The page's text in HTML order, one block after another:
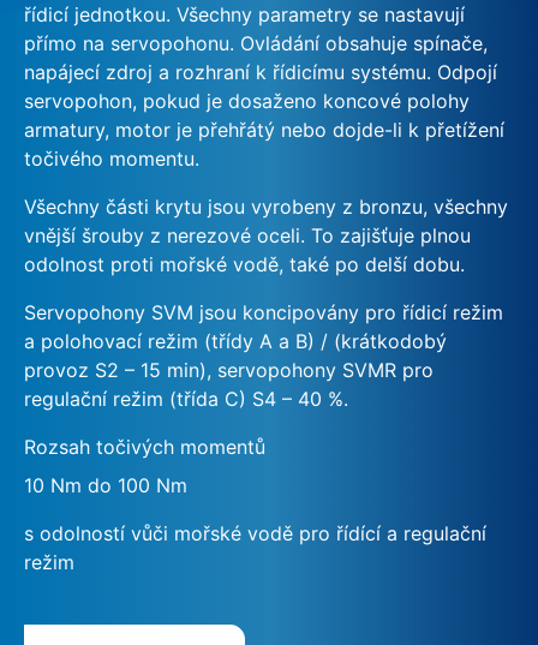
řídicí jednotkou. Všechny parametry se nastavují
přímo na servopohonu. Ovládání obsahuje spínače,
napájecí zdroj a rozhraní k řídicímu systému. Odpojí
servopohon, pokud je dosaženo koncové polohy
armatury, motor je přehřátý nebo dojde-li k přetížení
točivého momentu.
Všechny části krytu jsou vyrobeny z bronzu, všechny
vnější šrouby z nerezové oceli. To zajišťuje plnou
odolnost proti mořské vodě, také po delší dobu.
Servopohony SVM jsou koncipovány pro řídicí režim
a polohovací režim (třídy A a B) / (krátkodobý
provoz S2 – 15 min), servopohony SVMR pro
regulační režim (třída C) S4 – 40 %.
Rozsah točivých momentů
10 Nm do 100 Nm
s odolností vůči mořské vodě pro řídící a regulační
režim